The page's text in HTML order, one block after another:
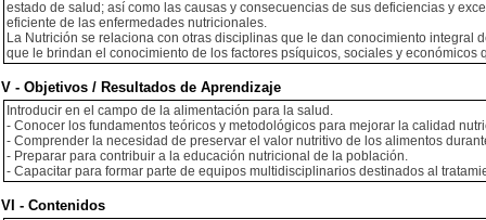
estado de salud; así como las causas y consecuencias de sus deficiencias y
eficiente de las enfermedades nutricionales.
La Nutrición se relaciona con otras disciplinas que le dan conocimiento
que le brindan el conocimiento de los factores psíquicos, sociales y
V - Objetivos / Resultados de Aprendizaje
Introducir en el campo de la alimentación para la salud.
- Conocer los fundamentos teóricos y metodológicos para mejorar la calidad
- Comprender la necesidad de preservar el valor nutritivo de los alimentos
- Preparar para contribuir a la educación nutricional de la población.
- Capacitar para formar parte de equipos multidisciplinarios destinados al
VI - Contenidos